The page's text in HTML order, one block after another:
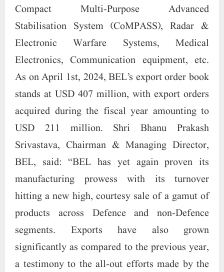
Compact Multi-Purpose Advanced
Stabilisation System (CoMPASS), Radar &
Electronic Warfare Systems, Medical
Electronics, Communication equipment, etc.
As on April 1st, 2024, BEL’s export order book
stands at USD 407 million, with export orders
acquired during the fiscal year amounting to
USD 211 million. Shri Bhanu Prakash
Srivastava, Chairman & Managing Director,
BEL, said: “BEL has yet again proven its
manufacturing prowess with its turnover
hitting a new high, courtesy sale of a gamut of
products across Defence and non-Defence
segments. Exports have also grown
significantly as compared to the previous year,
a testimony to the all-out efforts made by the